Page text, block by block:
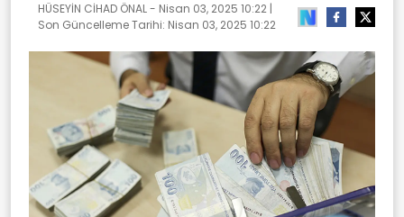
HÜSEYİN CİHAD ÖNAL - Nisan 03, 2025 10:22 |
Son Güncelleme Tarihi: Nisan 03, 2025 10:22